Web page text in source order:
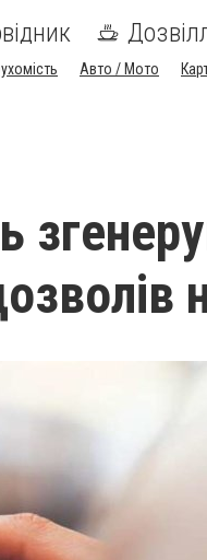
Авто / Мото